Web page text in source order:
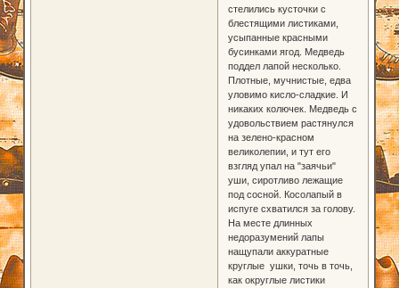
стелились кусточки с
блестящими листиками,
усыпанные красными
бусинками ягод. Медведь
поддел лапой несколько.
Плотные, мучнистые, едва
уловимо кисло-сладкие. И
никаких колючек. Медведь с
удовольствием растянулся
на зелено-красном
великолепии, и тут его
взгляд упал на "заячьи"
уши, сиротливо лежащие
под сосной. Косолапый в
испуге схватился за голову.
На месте длинных
недоразумений лапы
нащупали аккуратные
круглые ушки, точь в точь,
как округлые листики